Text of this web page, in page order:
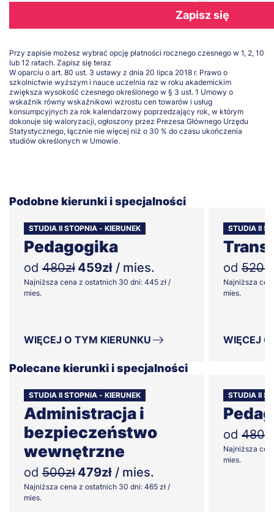
Zapisz się
Przy zapisie możesz wybrać opcję płatności rocznego czesnego w 1, 2, 10
lub 12 ratach. Zapisz się teraz
W oparciu o art. 80 ust. 3 ustawy z dnia 20 lipca 2018 r. Prawo o
szkolnictwie wyższym i nauce uczelnia raz w roku akademickim
zwiększa wysokość czesnego określonego w § 3 ust. 1 Umowy o
wskaźnik równy wskaźnikowi wzrostu cen towarów i usług
konsumpcyjnych za rok kalendarzowy poprzedzający rok, w którym
dokonuje się waloryzacji, ogłoszony przez Prezesa Głównego Urzędu
Statystycznego, łącznie nie więcej niż o 30 % do czasu ukończenia
studiów określonych w Umowie.
Podobne kierunki i specjalności
STUDIA II STOPNIA - KIERUNEK
Pedagogika
od 480zł 459zł / mies.
Najniższa cena z ostatnich 30 dni: 445 zł /
mies.
WIĘCEJ O TYM KIERUNKU
STUDIA II
od 520zł
Najniższa
mies.
WIĘCEJ
Polecane kierunki i specjalności
STUDIA II STOPNIA - KIERUNEK
Administracja i
bezpieczeństwo
wewnętrzne
od 500zł 479zł / mies.
Najniższa cena z ostatnich 30 dni: 465 zł /
mies.
STUDIA II
od 480zł
Najniższa
mies.